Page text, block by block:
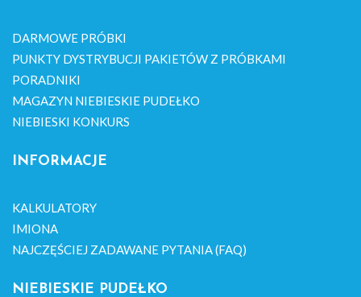
DARMOWE PRÓBKI
PUNKTY DYSTRYBUCJI PAKIETÓW Z PRÓBKAMI
PORADNIKI
MAGAZYN NIEBIESKIE PUDEŁKO
NIEBIESKI KONKURS
INFORMACJE
KALKULATORY
IMIONA
NAJCZĘŚCIEJ ZADAWANE PYTANIA (FAQ)
NIEBIESKIE PUDEŁKO